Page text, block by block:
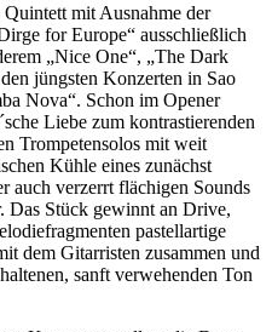
mit Ausnahme der
for Europe“ ausschließlich
„Nice One“, „The Dark
jüngsten Konzerten in Sao
Nova“. Schon im Opener
Liebe zum kontrastierenden
Trompetensolos mit weit
Kühle eines zunächst
auch verzerrt flächigen Sounds
Das Stück gewinnt an Drive,
pastellartige
dem Gitarristen zusammen und
sanft verwehenden Ton